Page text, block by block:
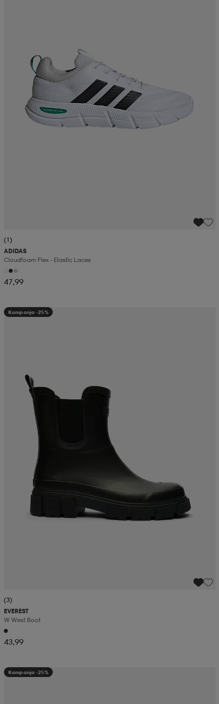
(1)
ADIDAS
Cloudfoam Flex - Elastic Laces
47,99
Kampanja -25%
(3)
EVEREST
W West Boot
43,99
Kampanja -25%